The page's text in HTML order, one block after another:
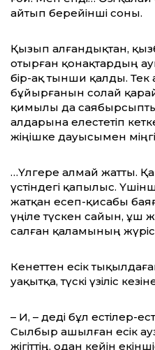
айтып берейінші соны.
Қызып алғандықтан,
отырған қонақтардың
бір-ақ тынши қалды. Тек
бұйырғанын солай
қимылы да
алдарына елестетіп
жіңішке дауысымен
…Үлгере алмай жатты.
үстіндегі қапылыс.
жатқан есеп-қисабы
үңіле түскен сайын, ұш
салған қаламының жүрісі
Кенеттен есік
уақытқа, түскі үзіліс
– Иә, – деді бұл естілер-
Сылбыр ашылған есік
жігіттің, одан кейін